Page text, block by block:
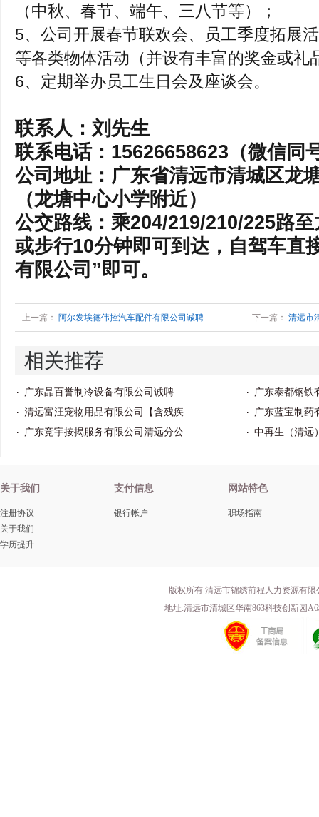
（中秋、春节、端午、三八节等）；
5、公司开展春节联欢会、员工季度拓展
等各类物体活动（并设有丰富的奖金或礼
6、定期举办员工生日会及座谈会。
联系人：刘先生
联系电话：15626658623（微信同
公司地址：广东省清远市清城区龙
（龙塘中心小学附近）
公交路线：乘204/219/210/225路
或步行10分钟即可到达，自驾车直
有限公司”即可。
上一篇： 阿尔发埃德伟控汽车配件有限公司诚聘 下一篇： 清远市
相关推荐
广东晶百誉制冷设备有限公司诚聘
广东泰都钢铁
清远富汪宠物用品有限公司【含残疾
广东蓝宝制药
广东竞宇按揭服务有限公司清远分公
中再生（清远
关于我们
注册协议
关于我们
学历提升
支付信息
银行帐户
网站特色
职场指南
版权所有 清远市锦绣前程人力资源有限
地址:清远市清城区华南863科技创新园A6